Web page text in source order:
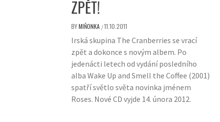
ZPĚT!
BYMIŇONKA /11.10.2011
Irská skupina The Cranberries se vrací
zpět a dokonce s novým albem. Po
jedenácti letech od vydání posledního
alba Wake Up and Smell the Coffee (2001)
spatří světlo světa novinka jménem
Roses. Nové CD vyjde 14. února 2012.